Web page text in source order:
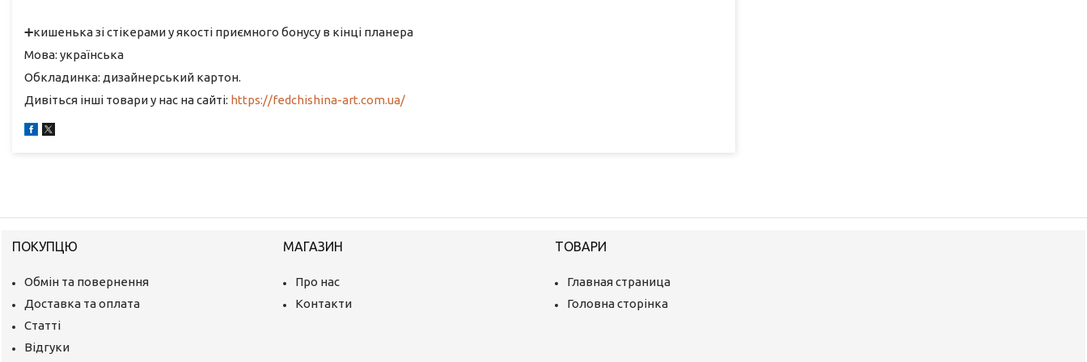
➕кишенька зі стікерами у якості приємного бонусу в кінці планера
Мова: українська
Обкладинка: дизайнерський картон.
Дивіться інші товари у нас на сайті: https://fedchishina-art.com.ua/
ПОКУПЦЮ
Обмін та повернення
Доставка та оплата
Статті
Відгуки
МАГАЗИН
Про нас
Контакти
ТОВАРИ
Главная страница
Головна сторінка